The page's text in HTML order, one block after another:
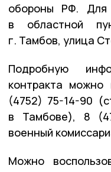
обороны РФ. Для
в областной
г. Тамбов, улица
Подробную
контракта
(4752) 75-14-90
в Тамбове), 8
военный
Можно